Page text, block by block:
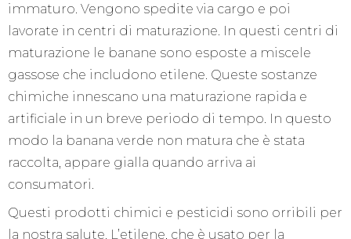
immaturo. Vengono spedite via cargo e poi
lavorate in centri di maturazione. In questi centri di
maturazione le banane sono esposte a miscele
gassose che includono etilene. Queste sostanze
chimiche innescano una maturazione rapida e
artificiale in un breve periodo di tempo. In questo
modo la banana verde non matura che è stata
raccolta, appare gialla quando arriva ai
consumatori.
Questi prodotti chimici e pesticidi sono orribili per
la nostra salute. L’etilene, che è usato per la